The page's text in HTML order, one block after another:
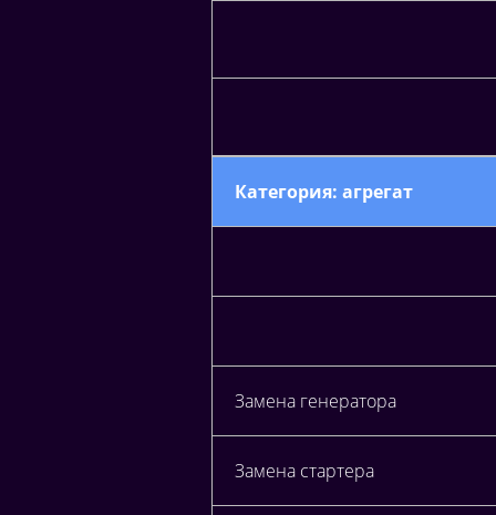
Категория: агрегат
Замена генератора
Замена стартера